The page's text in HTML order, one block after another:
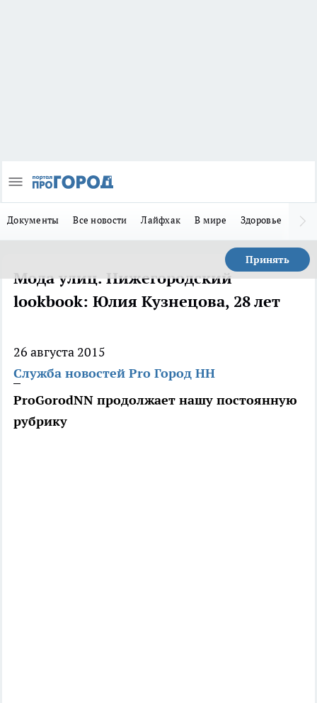
Документы Все новости Лайфхак В мире Здоровье
Принять
Мода улиц. Нижегородский
lookbook: Юлия Кузнецова, 28 лет
26 августа 2015
Служба новостей Pro Город НН
ProGorodNN продолжает нашу постоянную
рубрику